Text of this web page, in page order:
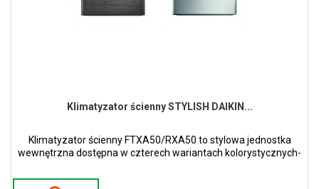
Klimatyzator ścienny STYLISH DAIKIN...
Klimatyzator ścienny FTXA50/RXA50 to stylowa jednostka
wewnętrzna dostępna w czterech wariantach kolorystycznych-